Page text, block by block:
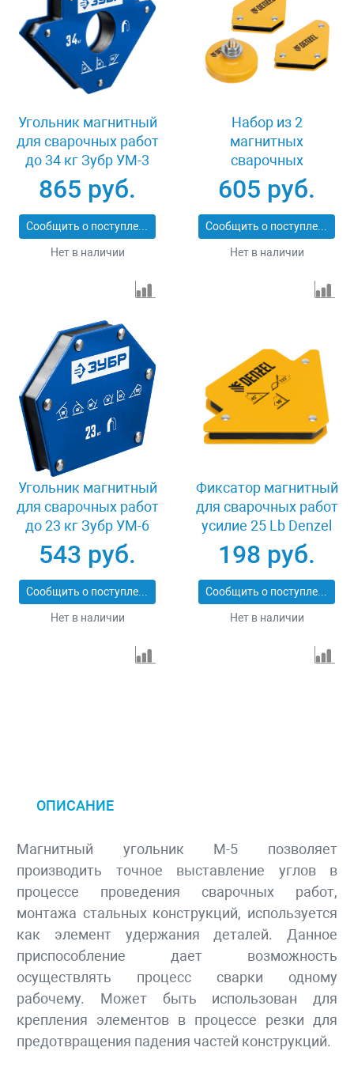
Угольник магнитный
для сварочных работ
до 34 кг Зубр УМ-3
40050-34
865 руб.
Сообщить о поступлении
Нет в наличии
Набор из 2
магнитных
сварочных
фиксаторов и
магнитной клеммы
"масса" Denzel 97557
605 руб.
Сообщить о поступлении
Нет в наличии
Угольник магнитный
для сварочных работ
до 23 кг Зубр УМ-6
40055-23
543 руб.
Сообщить о поступлении
Нет в наличии
Фиксатор магнитный
для сварочных работ
усилие 25 Lb Denzel
97551
198 руб.
Сообщить о поступлении
Нет в наличии
ОПИСАНИЕ
Магнитный угольник М-5 позволяет
производить точное выставление углов в
процессе проведения сварочных работ,
монтажа стальных конструкций, используется
как элемент удержания деталей. Данное
приспособление дает возможность
осуществлять процесс сварки одному
рабочему. Может быть использован для
крепления элементов в процессе резки для
предотвращения падения частей конструкций.